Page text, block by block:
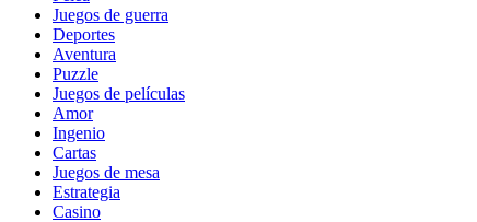
Juegos de guerra
Deportes
Aventura
Puzzle
Juegos de películas
Amor
Ingenio
Cartas
Juegos de mesa
Estrategia
Casino